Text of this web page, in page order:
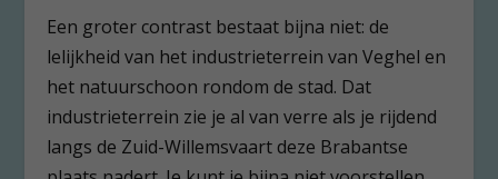
Een groter contrast bestaat bijna niet: de
lelijkheid van het industrieterrein van Veghel en
het natuurschoon rondom de stad. Dat
industrieterrein zie je al van verre als je rijdend
langs de Zuid-Willemsvaart deze Brabantse